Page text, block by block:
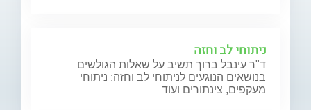
ניתוחי לב וחזה
ד"ר עינבל ברוך תשיב על שאלות הגולשים
בנושאים הנוגעים לניתוחי לב וחזה: ניתוחי
מעקפים, צינתורים ועוד